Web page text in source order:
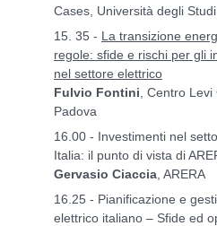
Cases, Università degli
15. 35 - La transizione
regole: sfide e rischi per gli
nel settore elettrico
Fulvio Fontini , Centro
Padova
16.00 - Investimenti nel
Italia: il punto di vista di
Gervasio Ciaccia , ARERA
16.25 - Pianificazione e
elettrico italiano – Sfide ed